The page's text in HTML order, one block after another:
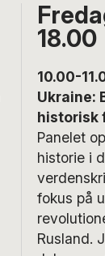
18.00
10.00-
Ukraine:
historisk
Panelet
historie i
fokus på
Rusland.